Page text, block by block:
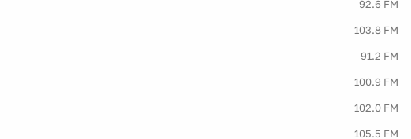
92.6 FM
103.8 FM
91.2 FM
100.9 FM
102.0 FM
105.5 FM